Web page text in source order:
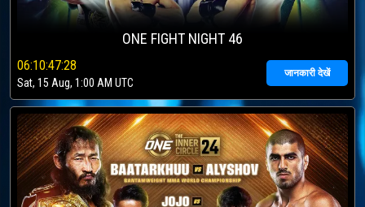
ONE FIGHT NIGHT 46
06:10:47:28
Sat, 15 Aug, 1:00 AM UTC
जानकारी देखें